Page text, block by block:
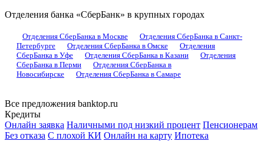
Отделения банка «СберБанк» в крупных городах
Отделения СберБанка в Москве
Отделения СберБанка в Санкт-
Петербурге
Отделения СберБанка в Омске
Отделения
СберБанка в Уфе
Отделения СберБанка в Казани
Отделения
СберБанка в Перми
Отделения СберБанка в
Новосибирске
Отделения СберБанка в Самаре
Все предложения banktop.ru
Кредиты
Онлайн заявка Наличными под низкий процент Пенсионерам
Без отказа С плохой КИ Онлайн на карту Ипотека